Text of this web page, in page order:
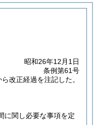
昭和26年12月1日
条例第61号
改正経過を注記した。
に関し必要な事項を定